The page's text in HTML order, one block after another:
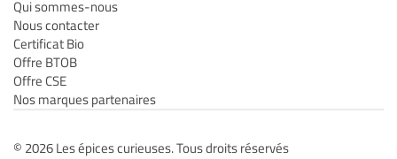
Qui sommes-nous
Nous contacter
Certificat Bio
Offre BTOB
Offre CSE
Nos marques partenaires
© 2026 Les épices curieuses. Tous droits réservés